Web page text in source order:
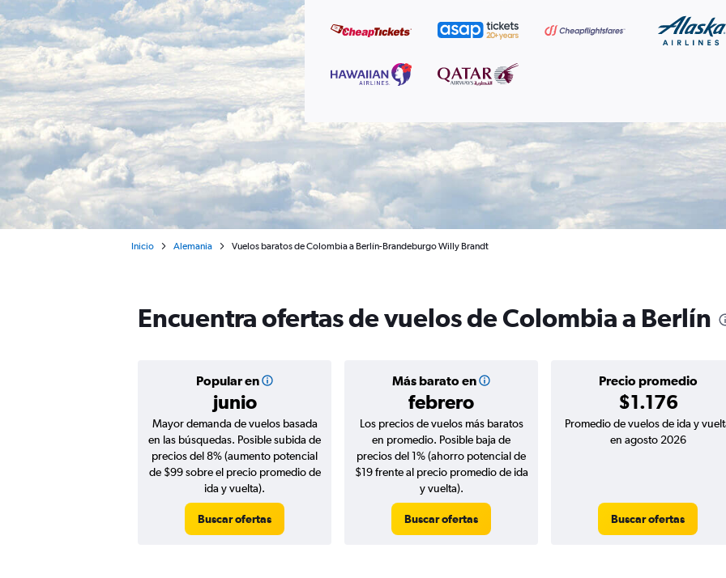
Inicio Alemania Vuelos baratos de Colombia a Berlín-Brandeburgo Willy Brandt
Encuentra ofertas de vuelos de Colombia a Berlín
Popular en
junio
Más barato en
febrero
Precio promedio
$1.176
Mayor demanda de vuelos basada
en las búsquedas. Posible subida de
precios del 8% (aumento potencial
de $99 sobre el precio promedio de
ida y vuelta).
Buscar ofertas
Los precios de vuelos más baratos
en promedio. Posible baja de
precios del 1% (ahorro potencial de
$19 frente al precio promedio de ida
y vuelta).
Buscar ofertas
Promedio de vuelos de ida y
en agosto 2026
Buscar ofertas